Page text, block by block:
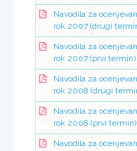
Navodila za
rok 2007 (drugi
Navodila za
rok 2007 (prvi termin)
Navodila za
rok 2008 (drugi
Navodila za
rok 2008 (prvi termin)
Navodila za